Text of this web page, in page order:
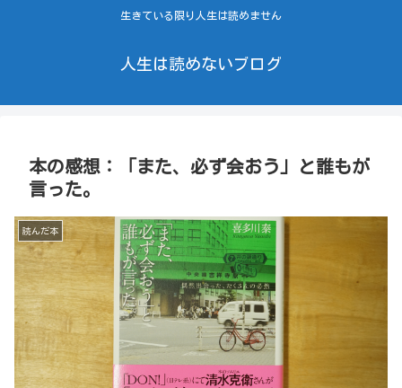
生きている限り人生は読めません
人生は読めないブログ
本の感想：「また、必ず会おう」と誰もが
言った。
読んだ本